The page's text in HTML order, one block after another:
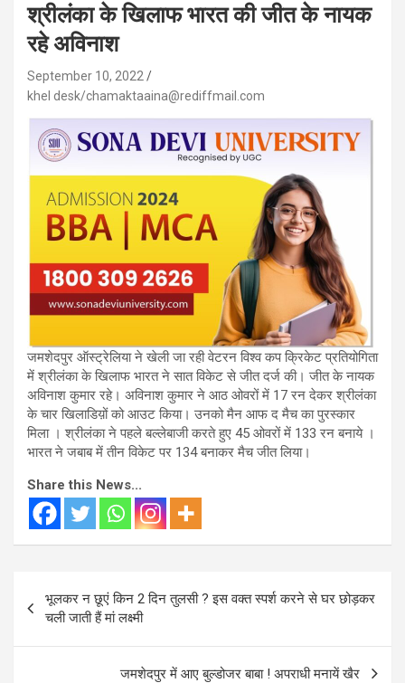
श्रीलंका के खिलाफ भारत की जीत के नायक
रहे अविनाश
September 10, 2022
khel desk/chamaktaaina@rediffmail.com
जमशेदपुर ऑस्ट्रेलिया ने खेली जा रही वेटरन विश्व कप क्रिकेट प्रतियोगिता
में श्रीलंका के खिलाफ भारत ने सात विकेट से जीत दर्ज की। जीत के नायक
अविनाश कुमार रहे। अविनाश कुमार ने आठ ओवरों में 17 रन देकर श्रीलंका
के चार खिलाडिय़ों को आउट किया। उनको मैन आफ द मैच का पुरस्कार
मिला । श्रीलंका ने पहले बल्लेबाजी करते हुए 45 ओवरों में 133 रन बनाये ।
भारत ने जबाब में तीन विकेट पर 134 बनाकर मैच जीत लिया।
Share this News...
navigation
भूलकर न छूएं किन 2 दिन तुलसी ? इस वक्त स्पर्श करने से घर छोड़कर
चली जाती हैं मां लक्ष्मी
जमशेदपुर में आए बुल्डोजर बाबा ! अपराधी मनायें खैर